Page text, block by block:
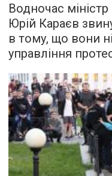
Водночас міністр
Юрій Караєв
в тому, що вони
управління